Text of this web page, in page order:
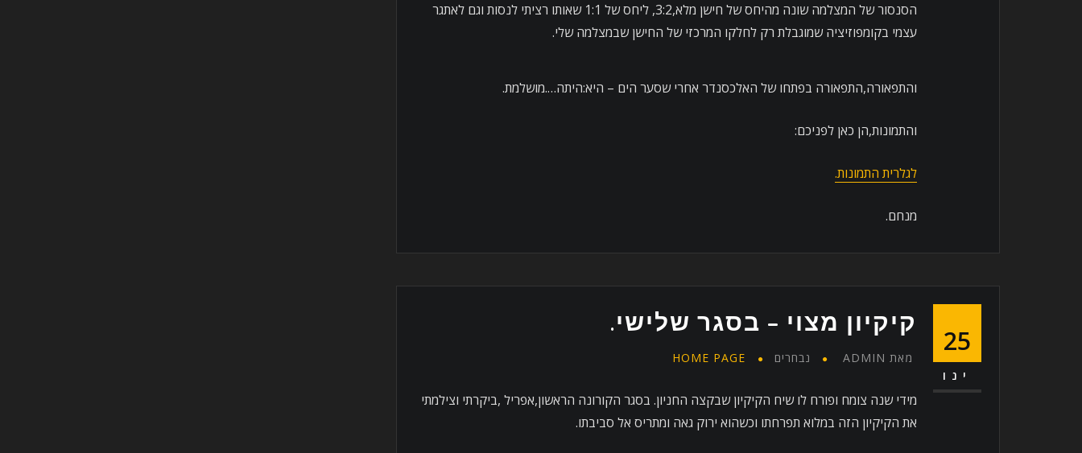
הסנסור של המצלמה שונה מהיחס של חישן מלא,3:2, ליחס של 1:1 שאותו רציתי לנסות וגם לאתגר
עצמי בקומפוזיציה שמוגבלת רק לחלקו המרכזי של החישן שבמצלמה שלי.
והתפאורה,התפאורה בפתחו של האלכסנדר אחרי שסער הים – היא:היתה….מושלמת.
והתמונות,הן כאן לפניכם:
לגלרית התמונות.
מנחם.
25
ינו
קיקיון מצוי – בסגר שלישי.
מאת ADMIN נבחרים HOME PAGE
מידי שנה צומח ופורח לו שיח הקיקיון שבקצה החניון. בסגר הקורונה הראשון,אפריל ,ביקרתי וצילמתי
את הקיקיון הזה במלוא תפרחתו וכשהוא ירוק גאה ומתריס אל סביבתו.